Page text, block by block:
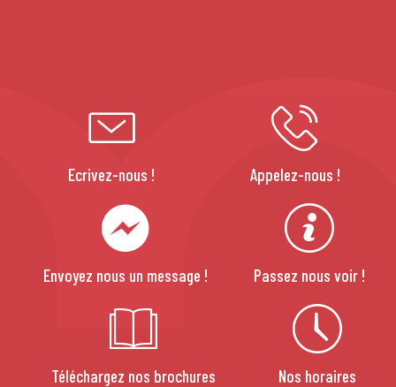
Ecrivez-nous ! Appelez-nous !
Envoyez nous un message ! Passez nous voir !
Téléchargez nos brochures Nos horaires